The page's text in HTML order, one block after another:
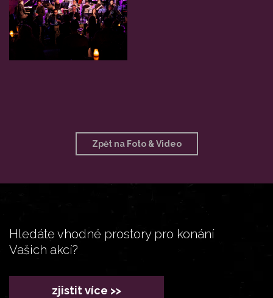
Zpět na Foto & Video
Hledáte vhodné prostory pro konání
Vašich akcí?
zjistit více >>